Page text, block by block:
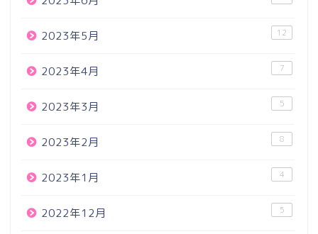
2023年5月 12
2023年4月 7
2023年3月 5
2023年2月 8
2023年1月 4
2022年12月 5